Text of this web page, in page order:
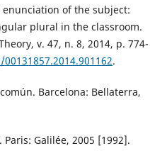
enunciation of the subject:
plural in the classroom.
v. 47, n. 8, 2014, p. 774-
.
Barcelona: Bellaterra,
Paris: Galilée, 2005 [1992].